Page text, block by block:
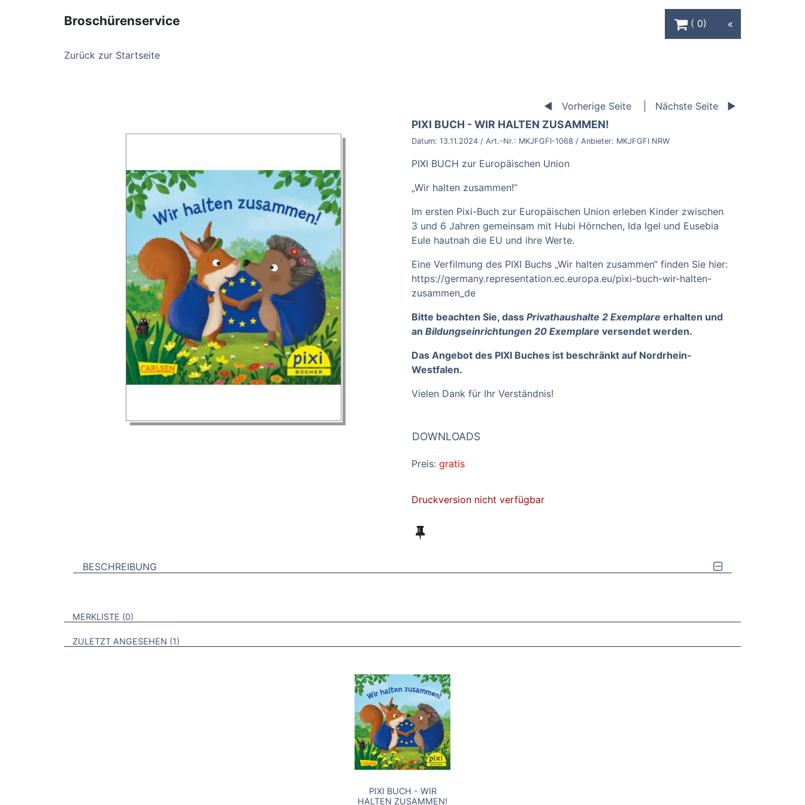
Broschürenservice
0
Zurück zur Startseite
Vorherige Seite Nächste Seite
BROSCHÜRE:
PIXI BUCH - WIR HALTEN ZUSAMMEN!
Datum: 13.11.2024 / Art.-Nr.: MKJFGFI-1068 / Anbieter: MKJFGFI NRW
PIXI BUCH zur Europäischen Union
„Wir halten zusammen!“
Im ersten Pixi-Buch zur Europäischen Union erleben Kinder zwischen
3 und 6 Jahren gemeinsam mit Hubi Hörnchen, Ida Igel und Eusebia
Eule hautnah die EU und ihre Werte.
Eine Verfilmung des PIXI Buchs „Wir halten zusammen“ finden Sie hier:
https://germany.representation.ec.europa.eu/pixi-buch-wir-halten-
zusammen_de
Bitte beachten Sie, dass Privathaushalte 2 Exemplare erhalten und
an Bildungseinrichtungen 20 Exemplare versendet werden.
Das Angebot des PIXI Buches ist beschränkt auf Nordrhein-
Westfalen.
Vielen Dank für Ihr Verständnis!
DOWNLOADS
Preis: gratis
Druckversion nicht verfügbar
BESCHREIBUNG
VERWEISE AUF VERMERKTE- ODER ZULETZT ANGESEHENE BROSCHÜREN
MERKLISTE 0
ZULETZT ANGESEHEN 1
PIXI BUCH - WIR
HALTEN ZUSAMMEN!